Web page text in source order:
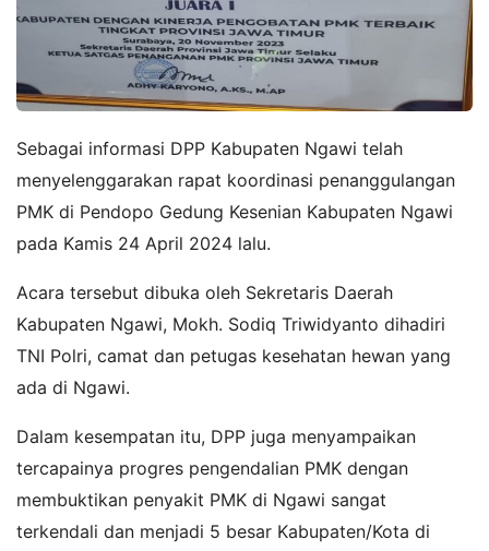
Sebagai informasi DPP Kabupaten Ngawi telah
menyelenggarakan rapat koordinasi penanggulangan
PMK di Pendopo Gedung Kesenian Kabupaten Ngawi
pada Kamis 24 April 2024 lalu.
Acara tersebut dibuka oleh Sekretaris Daerah
Kabupaten Ngawi, Mokh. Sodiq Triwidyanto dihadiri
TNI Polri, camat dan petugas kesehatan hewan yang
ada di Ngawi.
Dalam kesempatan itu, DPP juga menyampaikan
tercapainya progres pengendalian PMK dengan
membuktikan penyakit PMK di Ngawi sangat
terkendali dan menjadi 5 besar Kabupaten/Kota di